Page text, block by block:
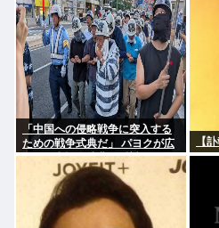
「中国への侵略戦争に突入する
ための戦争式典だ」 パヨクが広
島の平和記念式典に反対する理
由が判明
【